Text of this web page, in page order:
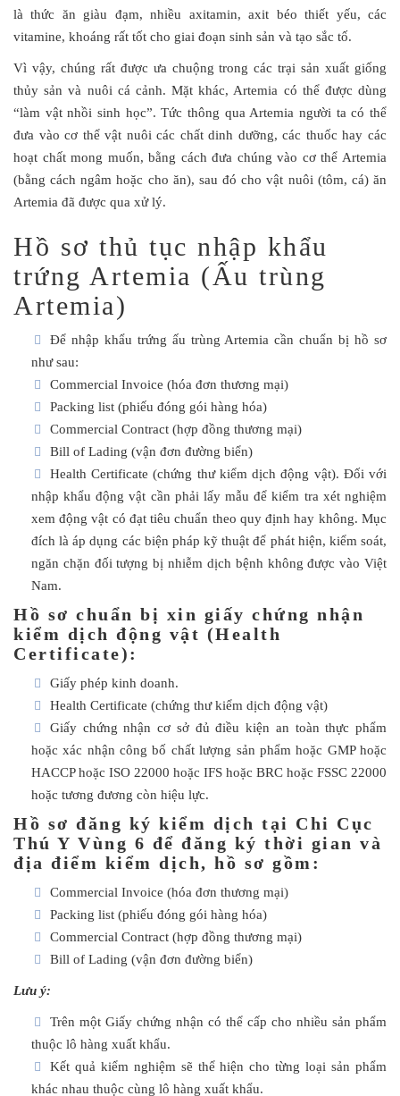
là thức ăn giàu đạm, nhiều axitamin, axit béo thiết yếu, các
vitamine, khoáng rất tốt cho giai đoạn sinh sản và tạo sắc tố.
Vì vậy, chúng rất được ưa chuộng trong các trại sản xuất giống
thủy sản và nuôi cá cảnh. Mặt khác, Artemia có thể được dùng
“làm vật nhồi sinh học”. Tức thông qua Artemia người ta có thể
đưa vào cơ thể vật nuôi các chất dinh dưỡng, các thuốc hay các
hoạt chất mong muốn, bằng cách đưa chúng vào cơ thể Artemia
(bằng cách ngâm hoặc cho ăn), sau đó cho vật nuôi (tôm, cá) ăn
Artemia đã được qua xử lý.
Hồ sơ thủ tục nhập khẩu
trứng Artemia (Ấu trùng
Artemia)
Để nhập khẩu trứng ấu trùng Artemia cần chuẩn bị hồ sơ
như sau:
Commercial Invoice (hóa đơn thương mại)
Packing list (phiếu đóng gói hàng hóa)
Commercial Contract (hợp đồng thương mại)
Bill of Lading (vận đơn đường biển)
Health Certificate (chứng thư kiểm dịch động vật). Đối với
nhập khẩu động vật cần phải lấy mẫu để kiểm tra xét nghiệm
xem động vật có đạt tiêu chuẩn theo quy định hay không. Mục
đích là áp dụng các biện pháp kỹ thuật để phát hiện, kiểm soát,
ngăn chặn đối tượng bị nhiễm dịch bệnh không được vào Việt
Nam.
Hồ sơ chuẩn bị xin giấy chứng nhận
kiểm dịch động vật (Health
Certificate):
Giấy phép kinh doanh.
Health Certificate (chứng thư kiểm dịch động vật)
Giấy chứng nhận cơ sở đủ điều kiện an toàn thực phẩm
hoặc xác nhận công bố chất lượng sản phẩm hoặc GMP hoặc
HACCP hoặc ISO 22000 hoặc IFS hoặc BRC hoặc FSSC 22000
hoặc tương đương còn hiệu lực.
Hồ sơ đăng ký kiểm dịch tại Chi Cục
Thú Y Vùng 6 để đăng ký thời gian và
địa điểm kiểm dịch, hồ sơ gồm:
Commercial Invoice (hóa đơn thương mại)
Packing list (phiếu đóng gói hàng hóa)
Commercial Contract (hợp đồng thương mại)
Bill of Lading (vận đơn đường biển)
Lưu ý:
Trên một Giấy chứng nhận có thể cấp cho nhiều sản phẩm
thuộc lô hàng xuất khẩu.
Kết quả kiểm nghiệm sẽ thể hiện cho từng loại sản phẩm
khác nhau thuộc cùng lô hàng xuất khẩu.